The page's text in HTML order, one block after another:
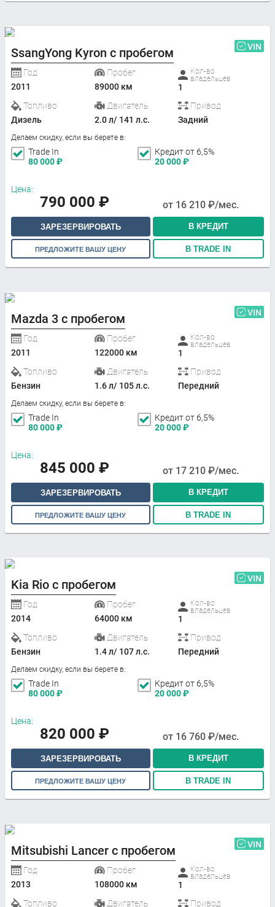
SsangYong Kyron с пробегом VIN
Год
2011
Пробег
89000 км
Кол-во
владельцев
1
Топливо
Дизель
Двигатель
2.0 л/ 141 л.с.
Привод
Задний
Делаем скидку, если вы берете в:
Trade In
80 000₽
Кредит от 6,5%
20 000₽
Цена:
790 000 ₽ от 16 210 ₽/мес.
ЗАРЕЗЕРВИРОВАТЬ В КРЕДИТ
ПРЕДЛОЖИТЕ ВАШУ ЦЕНУ В TRADE IN
Mazda 3 с пробегом VIN
Год
2011
Пробег
122000 км
Кол-во
владельцев
1
Топливо
Бензин
Двигатель
1.6 л/ 105 л.с.
Привод
Передний
Делаем скидку, если вы берете в:
Trade In
80 000₽
Кредит от 6,5%
20 000₽
Цена:
845 000 ₽ от 17 210 ₽/мес.
ЗАРЕЗЕРВИРОВАТЬ В КРЕДИТ
ПРЕДЛОЖИТЕ ВАШУ ЦЕНУ В TRADE IN
Kia Rio с пробегом VIN
Год
2014
Пробег
64000 км
Кол-во
владельцев
1
Топливо
Бензин
Двигатель
1.4 л/ 107 л.с.
Привод
Передний
Делаем скидку, если вы берете в:
Trade In
80 000₽
Кредит от 6,5%
20 000₽
Цена:
820 000 ₽ от 16 760 ₽/мес.
ЗАРЕЗЕРВИРОВАТЬ В КРЕДИТ
ПРЕДЛОЖИТЕ ВАШУ ЦЕНУ В TRADE IN
Mitsubishi Lancer с пробегом VIN
Год
2013
Пробег
108000 км
Кол-во
владельцев
1
Топливо
Двигатель Привод